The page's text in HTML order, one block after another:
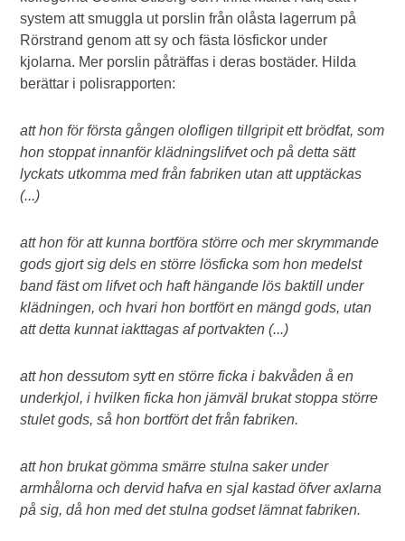
system att smuggla ut porslin från olåsta lagerrum på
Rörstrand genom att sy och fästa lösfickor under
kjolarna. Mer porslin påträffas i deras bostäder. Hilda
berättar i polisrapporten:
att hon för första gången olofligen tillgripit ett brödfat, som
hon stoppat innanför klädningslifvet och på detta sätt
lyckats utkomma med från fabriken utan att upptäckas
(...)
att hon för att kunna bortföra större och mer skrymmande
gods gjort sig dels en större lösficka som hon medelst
band fäst om lifvet och haft hängande lös baktill under
klädningen, och hvari hon bortfört en mängd gods, utan
att detta kunnat iakttagas af portvakten (...)
att hon dessutom sytt en större ficka i bakvåden å en
underkjol, i hvilken ficka hon jämväl brukat stoppa större
stulet gods, så hon bortfört det från fabriken.
att hon brukat gömma smärre stulna saker under
armhålorna och dervid hafva en sjal kastad öfver axlarna
på sig, då hon med det stulna godset lämnat fabriken.